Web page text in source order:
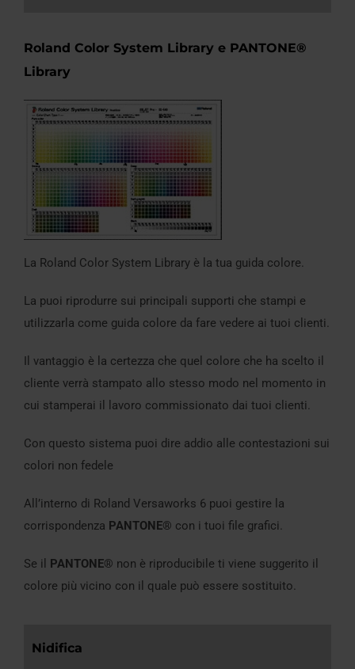
Roland Color System Library e PANTONE®
Library
La Roland Color System Library è la tua guida colore.
La puoi riprodurre sui principali supporti che stampi e
utilizzarla come guida colore da fare vedere ai tuoi clienti.
Il vantaggio è la certezza che quel colore che ha scelto il
cliente verrà stampato allo stesso modo nel momento in
cui stamperai il lavoro commissionato dai tuoi clienti.
Con questo sistema puoi dire addio alle contestazioni sui
colori non fedele
All’interno di Roland Versaworks 6 puoi gestire la
corrispondenza PANTONE® con i tuoi file grafici.
Se il PANTONE® non è riproducibile ti viene suggerito il
colore più vicino con il quale può essere sostituito.
Nidifica